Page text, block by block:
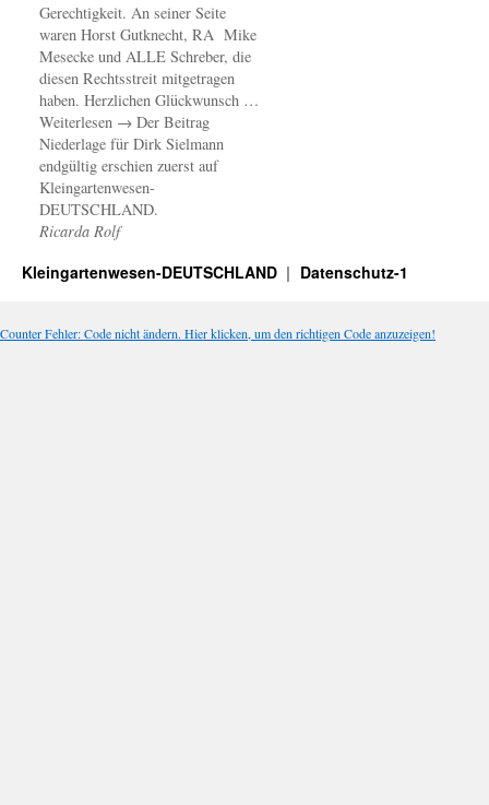
Gerechtigkeit. An seiner Seite
waren Horst Gutknecht, RA Mike
Mesecke und ALLE Schreber, die
diesen Rechtsstreit mitgetragen
haben. Herzlichen Glückwunsch …
Weiterlesen → Der Beitrag
Niederlage für Dirk Sielmann
endgültig erschien zuerst auf
Kleingartenwesen-
DEUTSCHLAND.
Ricarda Rolf
Kleingartenwesen-DEUTSCHLAND Datenschutz-1
Counter Fehler: Code nicht ändern. Hier klicken, um den richtigen Code anzuzeigen!